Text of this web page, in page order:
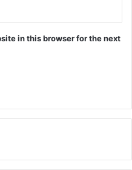
in this browser for the next